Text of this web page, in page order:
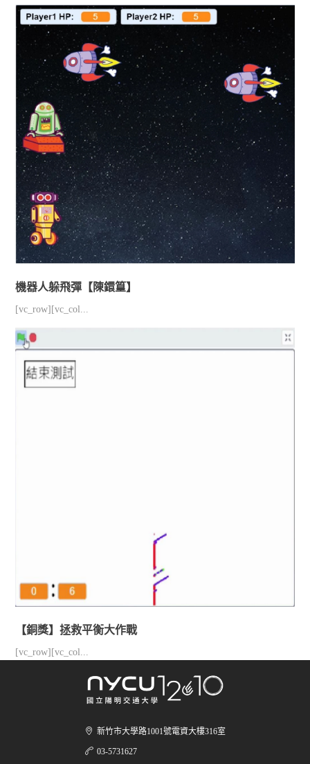
機器人躲飛彈【陳鐶篁】
[vc_row][vc_col...
【銅獎】拯救平衡大作戰
[vc_row][vc_col...
新竹市大學路1001號電資大樓316室
03-5731627